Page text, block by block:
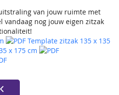
van jouw ruimte met
vandaag nog jouw eigen zitzak
Template zitzak 135 x 135
x 175 cm